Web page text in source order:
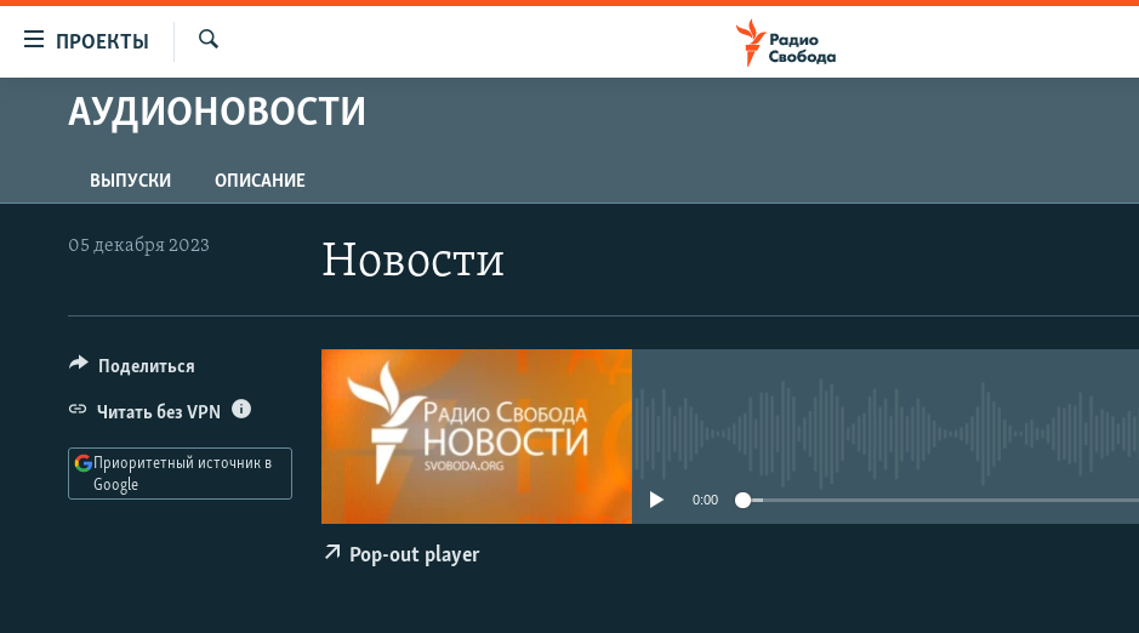
упрощенного
доступа
Вернуться
к
основному
главной
Вернутся
ПРОЕКТЫ
ПРОГРАММЫ
АВТОРСКИЕ ПРОЕКТЫ
ЦИТАТЫ СВОБОДЫ
IDEL.РЕАЛИИ
КАВКАЗ.РЕАЛИИ
СЕВЕР.РЕАЛИИ
СИБИРЬ.РЕАЛИИ
АУДИОНОВОСТИ
ВЫПУСКИ ОПИСАНИЕ
Новости
05 декабря 2023
0:00
Pop-out player
Поделиться
Читать без VPN
Приоритетный источник в
Google